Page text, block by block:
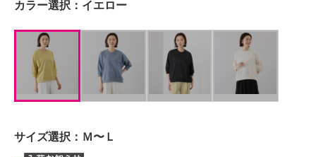
カラー選択： イエロー
サイズ選択： Ｍ〜Ｌ